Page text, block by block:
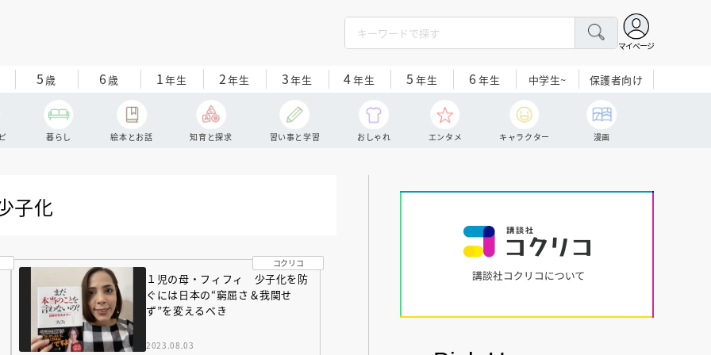
マイページ
5歳 6歳 1年生 2年生 3年生 4年生 5 年生 6年生 中学生~ 保護者向け
暮らし 絵本とお話 知育と探求 習い事と学習 おしゃれ エンタメ キャラクター 漫画
子化
コクリコ
１児の母・フィフィ 少子化を防
ぐには日本の“窮屈さ＆我関せ
ず”を変えるべき
2023.08.03